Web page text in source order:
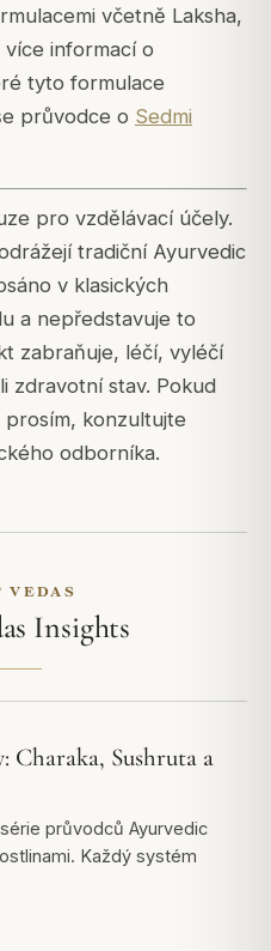
včetně Laksha,
více informací o
tyto formulace
průvodce o Sedmi
pro vzdělávací účely.
tradiční Ayurvedic
v klasických
a nepředstavuje to
zabraňuje, léčí, vyléčí
zdravotní stav. Pokud
konzultujte
odborníka.
VEDAS
Insights
Charaka, Sushruta a
průvodců Ayurvedic
Každý systém